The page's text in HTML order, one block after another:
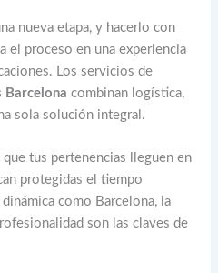
nueva etapa, y hacerlo con
el proceso en una experiencia
Los servicios de
Barcelona combinan logística,
sola solución integral.
tus pertenencias lleguen en
protegidas el tiempo
como Barcelona, la
son las claves de